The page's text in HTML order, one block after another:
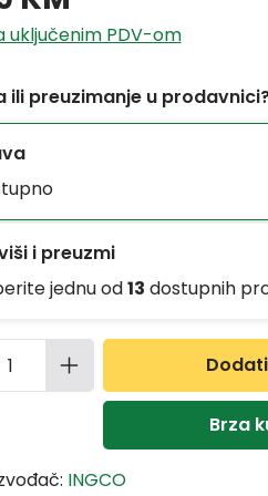
uključenim PDV-om
ili preuzimanje u
i preuzmi
jednu od13 dostupnih
proizvoda:
Brza
INGCO